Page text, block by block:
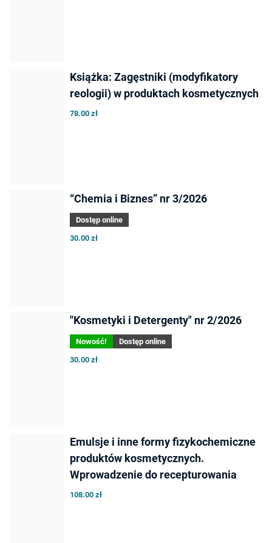
Książka: Zagęstniki (modyfikatory
reologii) w produktach kosmetycznych
78.00 zł
“Chemia i Biznes” nr 3/2026
Dostęp online
30.00 zł
"Kosmetyki i Detergenty" nr 2/2026
Nowość!
Dostęp online
30.00 zł
Emulsje i inne formy fizykochemiczne
produktów kosmetycznych.
Wprowadzenie do recepturowania
108.00 zł